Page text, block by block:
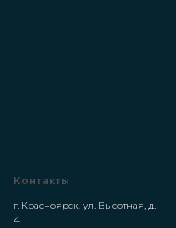
Контакты
г. Красноярск, ул. Высотная, д.
4